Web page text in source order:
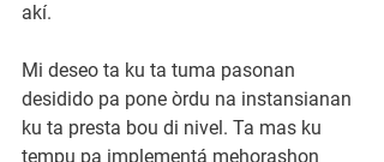
akí.
Mi deseo ta ku ta tuma pasonan
desidido pa pone òrdu na instansianan
ku ta presta bou di nivel. Ta mas ku
tempu pa implementá mehorashon